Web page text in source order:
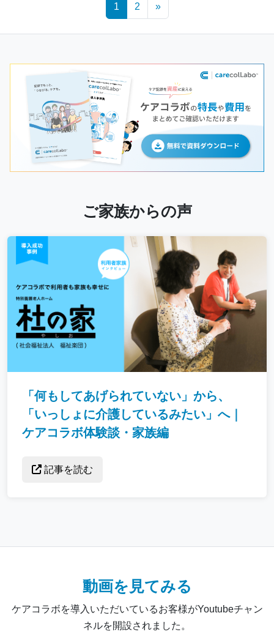
1 2 »
ご家族からの声
「何もしてあげられていない」から、
「いっしょに介護しているみたい」へ｜
ケアコラボ体験談・家族編
記事を読む
動画を見てみる
ケアコラボを導入いただいているお客様がYoutubeチャン
ネルを開設されました。